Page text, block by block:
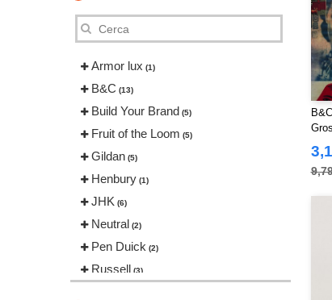
Armor lux (1)
B&C (13)
Build Your Brand (5)
Fruit of the Loom (5)
Gildan (5)
Henbury (1)
JHK (6)
Neutral (2)
Pen Duick (2)
Russell (3)